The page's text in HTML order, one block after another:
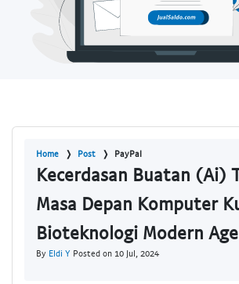
Home Post PayPal
Kecerdasan Buatan (Ai)
Masa Depan Komputer
Bioteknologi Modern
By Eldi Y Posted on 10 Jul, 2024